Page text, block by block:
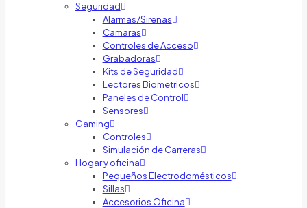
Seguridad
Alarmas/Sirenas
Camaras
Controles de Acceso
Grabadoras
Kits de Seguridad
Lectores Biometricos
Paneles de Control
Sensores
Gaming
Controles
Simulación de Carreras
Hogar y oficina
Pequeños Electrodomésticos
Sillas
Accesorios Oficina